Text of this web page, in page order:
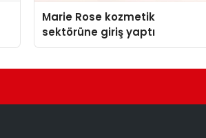
Marie Rose kozmetik
sektörüne giriş yaptı